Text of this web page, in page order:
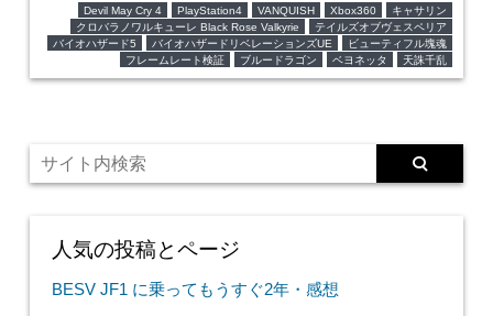
Devil May Cry 4 PlayStation4 VANQUISH Xbox360
キャサリン
クロバラノワルキューレ Black Rose Valkyrie
テイルズオブヴェスペリア
バイオハザード5
バイオハザードリベレーションズUE
ビューティフル塊魂
フレームレート検証
ブルードラゴン ベヨネッタ 天誅千乱
人気の投稿とページ
BESV JF1 に乗ってもうすぐ2年・感想